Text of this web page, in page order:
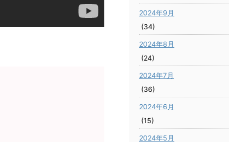
2024年9月
(34)
2024年8月
(24)
2024年7月
(36)
2024年6月
(15)
2024年5月